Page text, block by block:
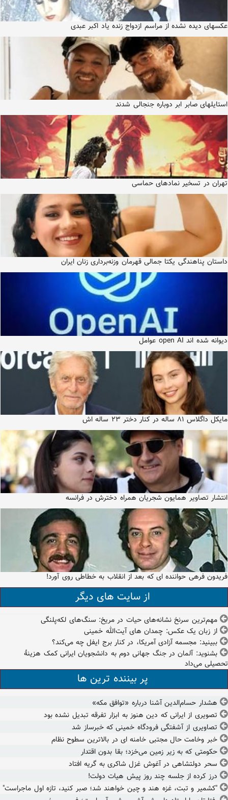
عکسهای دیده نشده از مراسم ازدواج زنده یاد اکبر عبدی
استایلهای صابر ابر دوباره جنجالی شدند
تهران در تسخیر نمادهای حماسی
داستان پناهندگی یکتا جمالی قهرمان وزنه‌برداری زنان ایران
دیوانه شده اند open AI عوامل
مایکل داگلاس ۸۱ ساله در کنار دختر ۲۳ ساله اش
انتشار تصاویر همایون شجریان همراه دخترش در فرانسه
فریدون فرهی حواننده ای که بعد از انقلاب به خطاطی روی آورد!
از سایت های دیگر
مهم‌ترین سرنخ نشانه‌های حیات در مریخ: سنگ‌های لکه‌پلنگی
از زبان یک عکس: چمدان های آیت‌الله خمینی
ببینید: مجسمه آزادی آمریکا، در کنار برج ایفل چه می‌کند؟
بشنوید: آلمان در جنگ جهانی دوم به دانشجویان ایرانی کمک هزینۀ
تحصیلی می‌داد
پر بیننده ترین ها
هشدار حسام‌الدین آشنا درباره «توافق مکه»
تصویری از ایرانی که دین هنوز به ابزار تفرقه تبدیل نشده بود
تصاویری از آشفتگی فرودگاه خمینی که خبرساز شد
خبر وخامت حال مجتبی خامنه ای در بالاترین سطوح نظام
حکومتی که به زیر زمین می‌خزد؛ بقا بدون اقتدار
سحر دولتشاهی در آغوش غزل شاکری به گریه افتاد
درز کرده از جلسه چند روز پیش هیات دولت!
"کشمیر و تبت، غزه هند و چین خواهند شد؛ صبر کنید، تازه اول ماجراست"